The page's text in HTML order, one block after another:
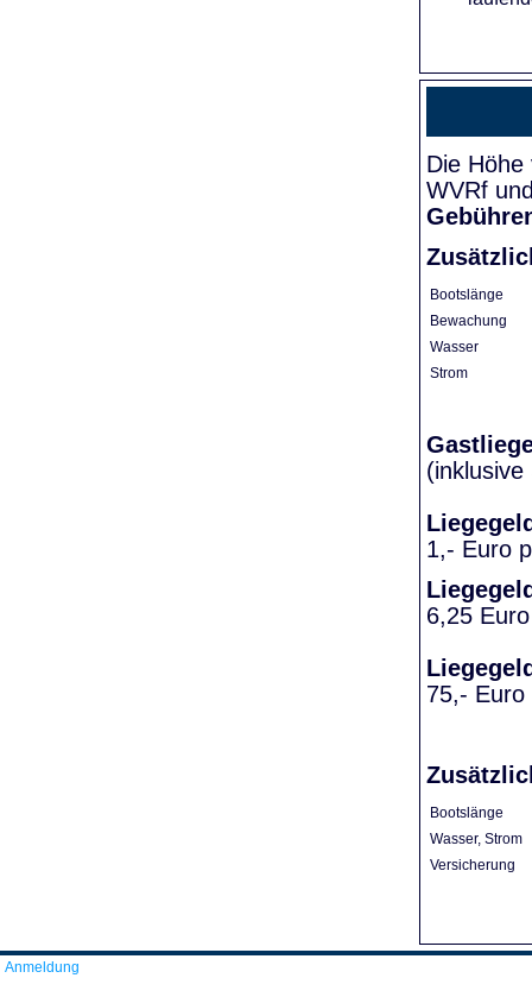
Die
WVRf
Bootslänge
Bewachung
Wasser
Strom
1,- Euro
6,25
75,- Euro
Bootslänge
Wasser, Strom
Versicherung
Anmeldung